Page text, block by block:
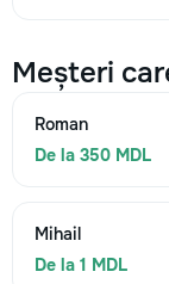
Meșteri
Roman
De la 350 MDL
Mihail
De la 1 MDL